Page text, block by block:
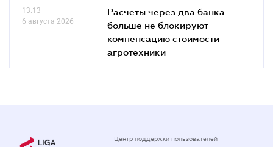
13.13
6 августа 2026
Расчеты через два банка
больше не блокируют
компенсацию стоимости
агротехники
Центр поддержки пользователей